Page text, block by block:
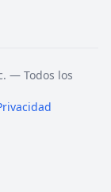
— Todos los